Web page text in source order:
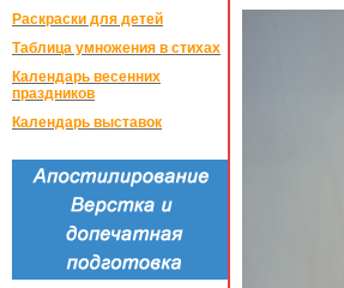
Раскраски для детей
Таблица умножения в стихах
Календарь весенних
праздников
Календарь выставок